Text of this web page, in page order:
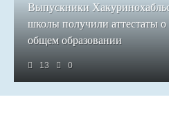
Выпускники
школы получили аттестаты о
общем образовании
13 0